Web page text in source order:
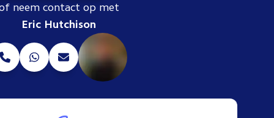
neem contact op met
Eric Hutchison